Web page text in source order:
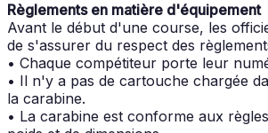
Règlements en matière d'équipement
Avant le début d'une course, les
de s'assurer du respect des
• Chaque compétiteur porte leur
• Il n'y a pas de cartouche chargée
la carabine.
• La carabine est conforme aux